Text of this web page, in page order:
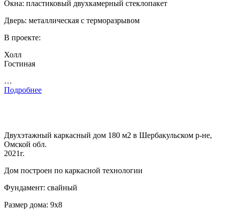
Окна: пластиковый двухкамерный стеклопакет
Дверь: металлическая с терморазрывом
В проекте:
Холл
Гостиная
…
Подробнее
Двухэтажный каркасный дом 180 м2 в Шербакульском р-не,
Омской обл.
2021г.
Дом построен по каркасной технологии
Фундамент: свайный
Размер дома: 9х8